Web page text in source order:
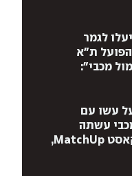
לגמר
הפועל ת"א
מכבי":
עשו עם
עשתה
שנים": פודקאסט MatchUp,